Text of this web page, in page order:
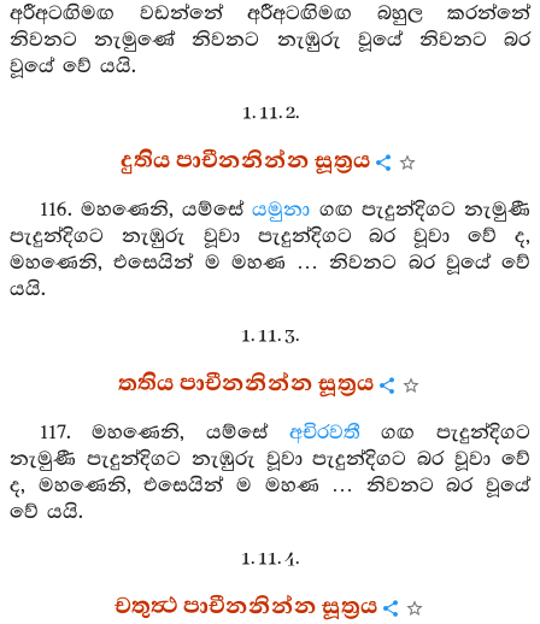
අරීඅටඟිමඟ වඩන්නේ අරීඅටඟිමඟ බහුල කරන්නේ
නිවනට නැමුණේ නිවනට නැඹුරු වූයේ නිවනට බර
වූයේ වේ යයි.
1. 11. 2.
දුතිය පාචීනනින්න සූත්‍රය
116. මහණෙනි, යම්සේයමුනා ගඟ පැදුන්දිගට නැමුණී
පැදුන්දිගට නැඹුරු වූවා පැදුන්දිගට බර වූවා වේ ද,
මහණෙනි, එසෙයින් ම මහණ … නිවනට බර වූයේ වේ
යයි.
1. 11. 3.
තතිය පාචීනනින්න සූත්‍රය
117. මහණෙනි, යම්සේ අචිරවතී ගඟ පැදුන්දිගට
නැමුණී පැදුන්දිගට නැඹුරු වූවා පැදුන්දිගට බර වූවා වේ
ද, මහණෙනි, එසෙයින් ම මහණ … නිවනට බර වූයේ
වේ යයි.
1. 11. 4.
චතුත්‍ථ පාචීනනින්න සූත්‍රය